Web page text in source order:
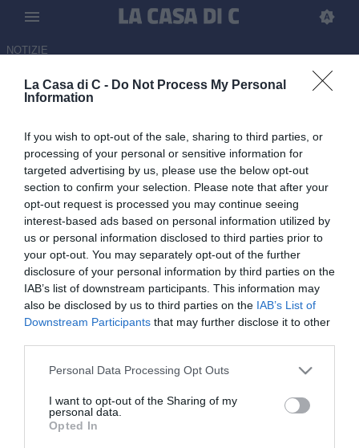
La Casa di C - Do Not Process My Personal
Information
If you wish to opt-out of the sale, sharing to third parties, or
processing of your personal or sensitive information for
targeted advertising by us, please use the below opt-out
section to confirm your selection. Please note that after your
opt-out request is processed you may continue seeing
interest-based ads based on personal information utilized by
us or personal information disclosed to third parties prior to
your opt-out. You may separately opt-out of the further
disclosure of your personal information by third parties on the
IAB’s list of downstream participants. This information may
also be disclosed by us to third parties on the IAB’s List of
Downstream Participants that may further disclose it to other
Personal Data Processing Opt Outs
I want to opt-out of the Sharing of my
personal data.
Opted In
NOTIZIE
Il Renate vicino al rinforzo tra i
Ravenna
06.07.2026 17:15 di Redazione
Il portiere italiano potrebbe ripartire dal Renate dopo l’esperienza
con il club giallorosso nell'ultimo campionato di Serie C